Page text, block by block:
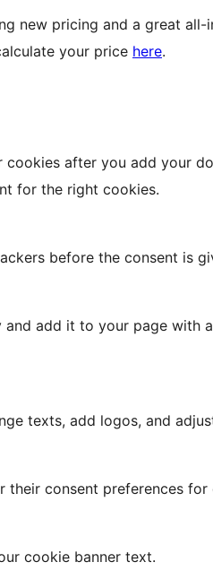
new pricing and a great
your price here.
after you add your
for the right cookies.
before the consent is
add it to your page with
texts, add logos, and
their consent preferences
cookie banner text.